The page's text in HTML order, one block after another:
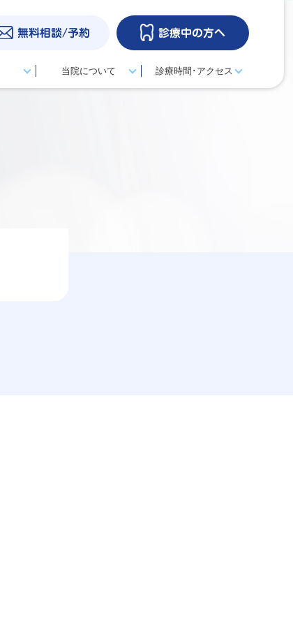
無料相談/予約 診療中の方へ
当院について 診療時間･アクセス